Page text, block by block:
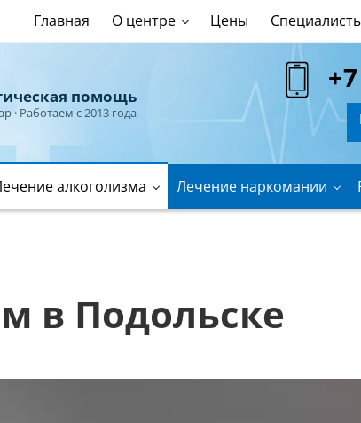
Главная О центре Цены
помощь
· Работаем с 2013 года
алкоголизма Лечение наркомании
в Подольске